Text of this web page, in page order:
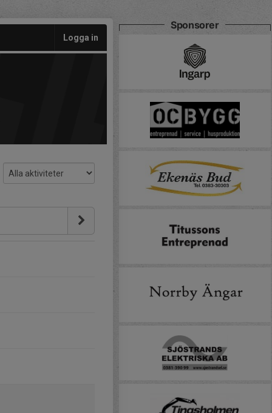
Logga in
Sponsorer